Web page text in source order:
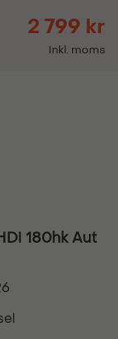
2 799 kr
Inkl. moms
180hk Aut